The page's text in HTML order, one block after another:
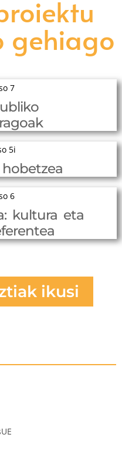
gehiago
kultura eta
ikusi